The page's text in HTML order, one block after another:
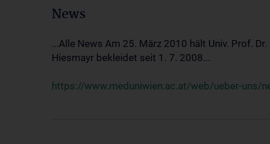
News
...Alle News Am 25. März 2010 hält Univ. Prof.
Hiesmayr bekleidet seit 1. 7. 2008...
https://www.meduniwien.ac.at/web/ueber-uns/